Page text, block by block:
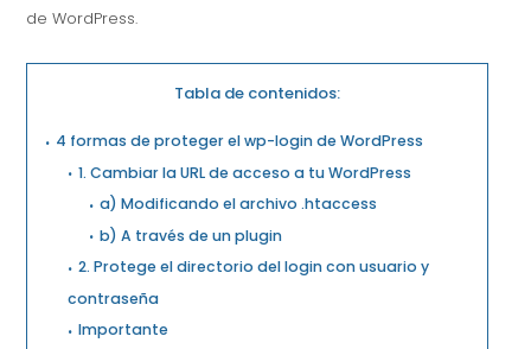
de WordPress.
Tabla de contenidos:
4 formas de proteger el wp-login de WordPress
1. Cambiar la URL de acceso a tu WordPress
a) Modificando el archivo .htaccess
b) A través de un plugin
2. Protege el directorio del login con usuario y
contraseña
Importante